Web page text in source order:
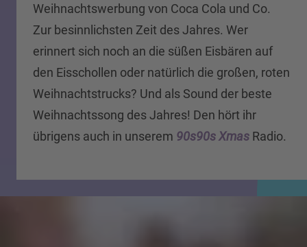
Weihnachtswerbung von Coca Cola und Co.
Zur besinnlichsten Zeit des Jahres. Wer
erinnert sich noch an die süßen Eisbären auf
den Eisschollen oder natürlich die großen, roten
Weihnachtstrucks? Und als Sound der beste
Weihnachtssong des Jahres! Den hört ihr
übrigens auch in unserem 90s90s Xmas Radio.